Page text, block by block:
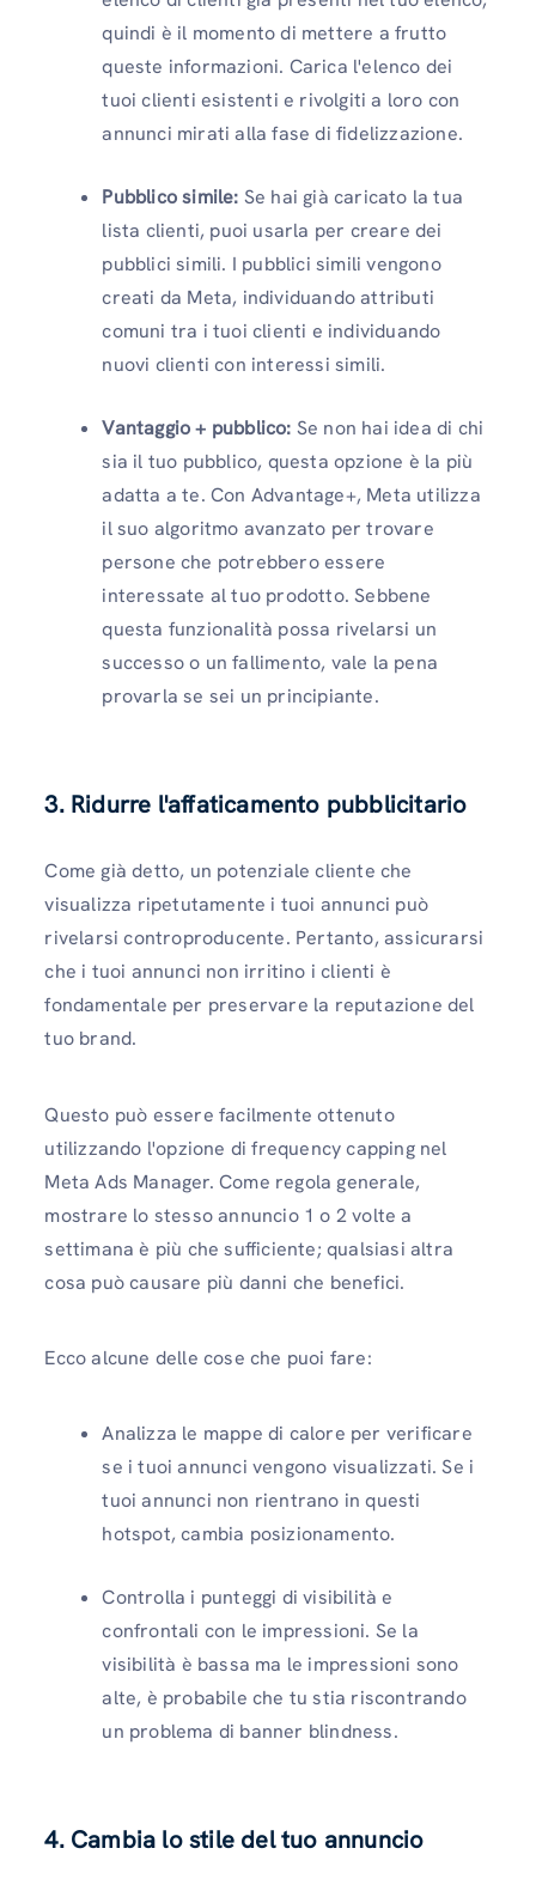
quindi è il momento di mettere a frutto
queste informazioni. Carica l'elenco dei
tuoi clienti esistenti e rivolgiti a loro con
annunci mirati alla fase di fidelizzazione.
Pubblico simile: Se hai già caricato la tua
lista clienti, puoi usarla per creare dei
pubblici simili. I pubblici simili vengono
creati da Meta, individuando attributi
comuni tra i tuoi clienti e individuando
nuovi clienti con interessi simili.
Vantaggio + pubblico: Se non hai idea di chi
sia il tuo pubblico, questa opzione è la più
adatta a te. Con Advantage+, Meta utilizza
il suo algoritmo avanzato per trovare
persone che potrebbero essere
interessate al tuo prodotto. Sebbene
questa funzionalità possa rivelarsi un
successo o un fallimento, vale la pena
provarla se sei un principiante.
3. Ridurre l'affaticamento pubblicitario
Come già detto, un potenziale cliente che
visualizza ripetutamente i tuoi annunci può
rivelarsi controproducente. Pertanto, assicurarsi
che i tuoi annunci non irritino i clienti è
fondamentale per preservare la reputazione del
tuo brand.
Questo può essere facilmente ottenuto
utilizzando l'opzione di frequency capping nel
Meta Ads Manager. Come regola generale,
mostrare lo stesso annuncio 1 o 2 volte a
settimana è più che sufficiente; qualsiasi altra
cosa può causare più danni che benefici.
Ecco alcune delle cose che puoi fare:
Analizza le mappe di calore per verificare
se i tuoi annunci vengono visualizzati. Se i
tuoi annunci non rientrano in questi
hotspot, cambia posizionamento.
Controlla i punteggi di visibilità e
confrontali con le impressioni. Se la
visibilità è bassa ma le impressioni sono
alte, è probabile che tu stia riscontrando
un problema di banner blindness.
4. Cambia lo stile del tuo annuncio